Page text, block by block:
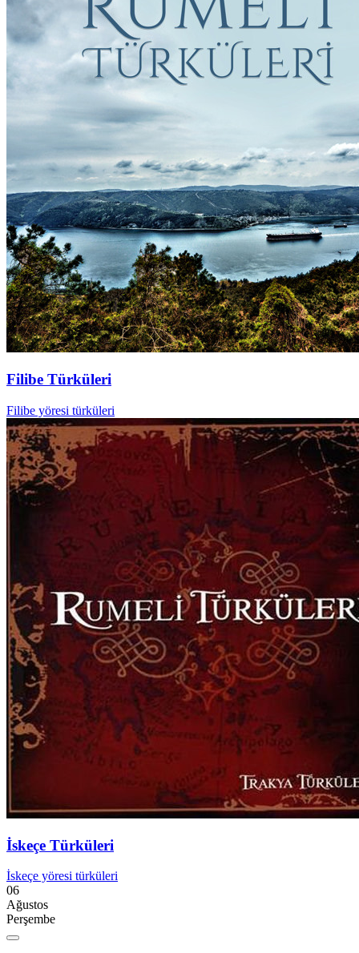
Filibe Türküleri
Filibe yöresi türküleri
İskeçe Türküleri
İskeçe yöresi türküleri
06
Ağustos
Perşembe